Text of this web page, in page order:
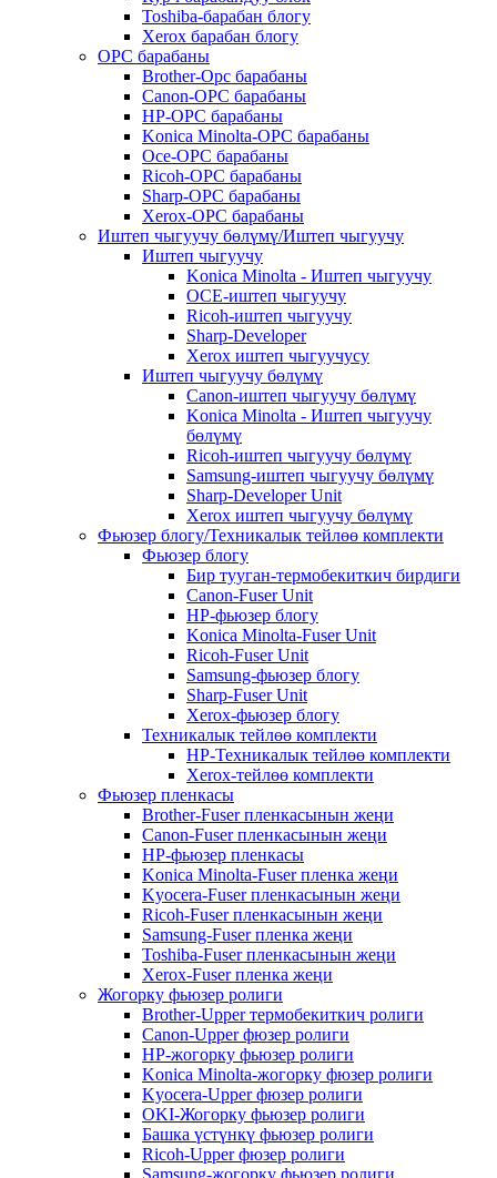
Toshiba-барабан блогу
Xerox барабан блогу
OPC барабаны
Brother-Opc барабаны
Canon-OPC барабаны
HP-OPC барабаны
Konica Minolta-OPC барабаны
Oce-OPC барабаны
Ricoh-OPC барабаны
Sharp-OPC барабаны
Xerox-OPC барабаны
Иштеп чыгуучу бөлүмү/Иштеп чыгуучу
Иштеп чыгуучу
Konica Minolta - Иштеп чыгуучу
OCE-иштеп чыгуучу
Ricoh-иштеп чыгуучу
Sharp-Developer
Xerox иштеп чыгуучусу
Иштеп чыгуучу бөлүмү
Canon-иштеп чыгуучу бөлүмү
Konica Minolta - Иштеп чыгуучу
бөлүмү
Ricoh-иштеп чыгуучу бөлүмү
Samsung-иштеп чыгуучу бөлүмү
Sharp-Developer Unit
Xerox иштеп чыгуучу бөлүмү
Фьюзер блогу/Техникалык тейлөө комплекти
Фьюзер блогу
Бир тууган-термобекиткич бирдиги
Canon-Fuser Unit
HP-фьюзер блогу
Konica Minolta-Fuser Unit
Ricoh-Fuser Unit
Samsung-фьюзер блогу
Sharp-Fuser Unit
Xerox-фьюзер блогу
Техникалык тейлөө комплекти
HP-Техникалык тейлөө комплекти
Xerox-тейлөө комплекти
Фьюзер пленкасы
Brother-Fuser пленкасынын жеңи
Canon-Fuser пленкасынын жеңи
HP-фьюзер пленкасы
Konica Minolta-Fuser пленка жеңи
Kyocera-Fuser пленкасынын жеңи
Ricoh-Fuser пленкасынын жеңи
Samsung-Fuser пленка жеңи
Toshiba-Fuser пленкасынын жеңи
Xerox-Fuser пленка жеңи
Жогорку фьюзер ролиги
Brother-Upper термобекиткич ролиги
Canon-Upper фюзер ролиги
HP-жогорку фьюзер ролиги
Konica Minolta-жогорку фюзер ролиги
Kyocera-Upper фюзер ролиги
OKI-Жогорку фьюзер ролиги
Башка үстүнкү фьюзер ролиги
Ricoh-Upper фюзер ролиги
Samsung-жогорку фьюзер ролиги